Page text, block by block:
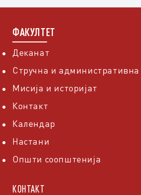
ФАКУЛТЕТ
Деканат
Стручна и административна
Мисија и историјат
Контакт
Календар
Настани
Општи соопштенија
КОНТАКТ